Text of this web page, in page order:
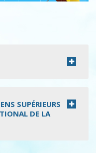
SUPÉRIEURS
DE LA